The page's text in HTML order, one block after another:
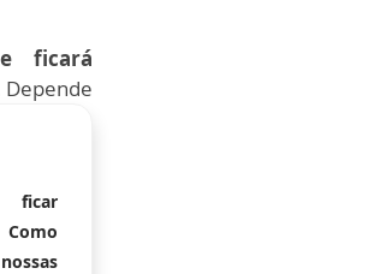
ficará
Depende